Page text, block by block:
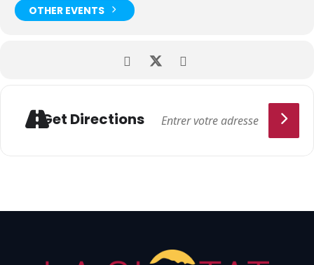
OTHER EVENTS
Get Directions